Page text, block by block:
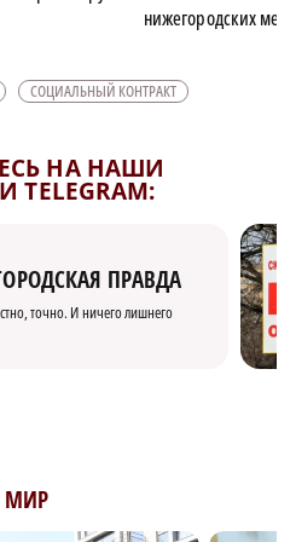
нижегородских
СОЦИАЛЬНЫЙ КОНТРАКТ
НА НАШИ
ПРАВДА
точно. И ничего лишнего
МИР